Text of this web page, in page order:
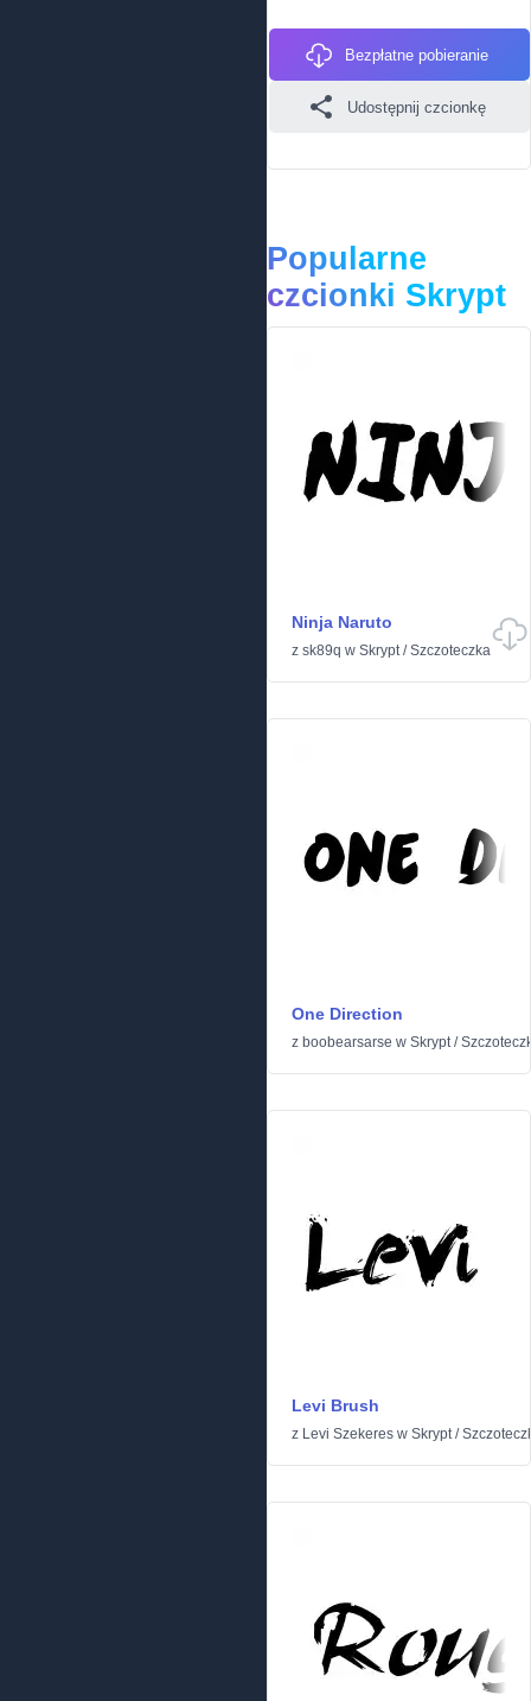
Bezpłatne pobieranie
Udostępnij czcionkę
Popularne
czcionki Skrypt
Ninja Naruto
z sk89q w Skrypt/Szczoteczka
One Direction
z boobearsarse w Skrypt/
Levi Brush
z Levi Szekeres w Skrypt/